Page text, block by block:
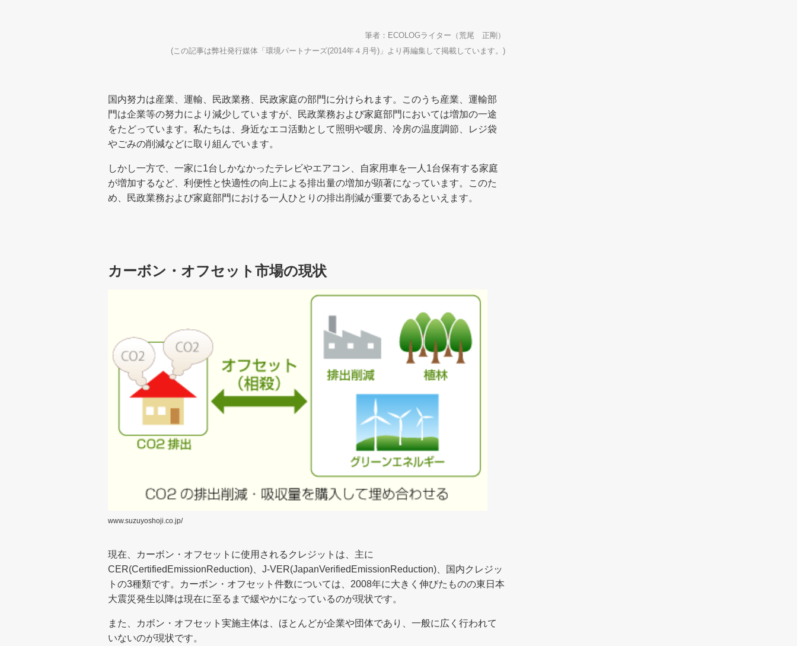
筆者：ECOLOGライター（荒尾 正剛）
(この記事は弊社発行媒体「環境パートナーズ(2014年４月号)」より再編集して掲載しています。)
国内努力は産業、運輸、民政業務、民政家庭の部門に分けられます。このうち産業、運輸部
門は企業等の努力により減少していますが、民政業務および家庭部門においては増加の一途
をたどっています。私たちは、身近なエコ活動として照明や暖房、冷房の温度調節、レジ袋
やごみの削減などに取り組んでいます。
しかし一方で、一家に1台しかなかったテレビやエアコン、自家用車を一人1台保有する家庭
が増加するなど、利便性と快適性の向上による排出量の増加が顕著になっています。このた
め、民政業務および家庭部門における一人ひとりの排出削減が重要であるといえます。
カーボン・オフセット市場の現状
www.suzuyoshoji.co.jp/
現在、カーボン・オフセットに使用されるクレジットは、主に
CER(CertifiedEmissionReduction)、J-VER(JapanVerifiedEmissionReduction)、国内クレジッ
トの3種類です。カーボン・オフセット件数については、2008年に大きく伸びたものの東日本
大震災発生以降は現在に至るまで緩やかになっているのが現状です。
また、カボン・オフセット実施主体は、ほとんどが企業や団体であり、一般に広く行われて
いないのが現状です。